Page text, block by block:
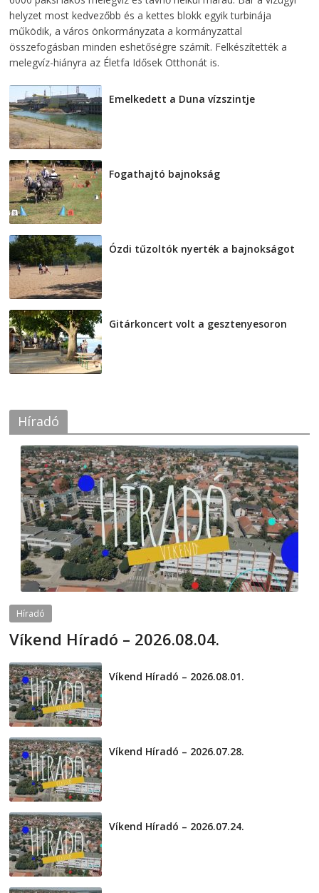
helyzet most kedvezőbb és a kettes blokk egyik turbinája
működik, a város önkormányzata a kormányzattal
összefogásban minden eshetőségre számít. Felkészítették a
melegvíz-hiányra az Életfa Idősek Otthonát is.
Emelkedett a Duna vízszintje
Fogathajtó bajnokság
Ózdi tűzoltók nyerték a bajnokságot
Gitárkoncert volt a gesztenyesoron
Híradó
Híradó
Víkend Híradó – 2026.08.04.
Víkend Híradó – 2026.08.01.
Víkend Híradó – 2026.07.28.
Víkend Híradó – 2026.07.24.